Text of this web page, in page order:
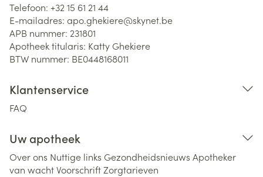
Telefoon: +32 15 61 21 44
E-mailadres: apo.ghekiere@skynet.be
APB nummer: 231801
Apotheek titularis: Katty Ghekiere
BTW nummer: BE0448168011
Klantenservice
FAQ
Uw apotheek
Over ons Nuttige links Gezondheidsnieuws Apotheker
van wachtVoorschriftZorgtarieven